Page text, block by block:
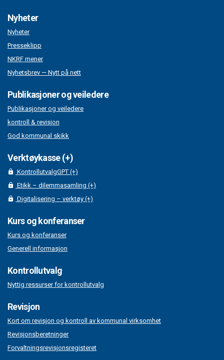
Nyheter
Nyheter
Presseklipp
NKRF mener
Nyhetsbrev — Nytt på nett
Publikasjoner og veiledere
Publikasjoner og veiledere
kontroll & revisjon
God kommunal skikk
Verktøykasse (+)
KontrollutvalgGPT (+)
Etikk – dilemmasamling (+)
Digitalisering – verktøy (+)
Kurs og konferanser
Kurs og konferanser
Generell informasjon
Kontrollutvalg
Nyttig ressurser for kontrollutvalg
Revisjon
Kort om revisjon og kontroll av kommunal virksomhet
Revisjonsberetninger
Forvaltningsrevisjonsregisteret